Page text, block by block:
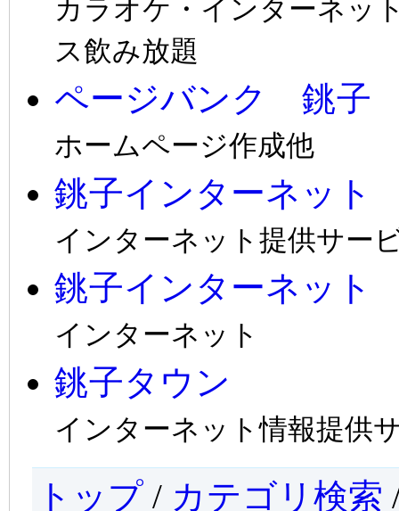
カラオケ・インターネッ
ス飲み放題
ページバンク 銚子
ホームページ作成他
銚子インターネット
インターネット提供サー
銚子インターネット
インターネット
銚子タウン
インターネット情報提供
トップ / カテゴリ検索